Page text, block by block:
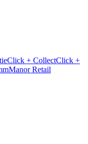
Click + CollectClick +
Manor Retail